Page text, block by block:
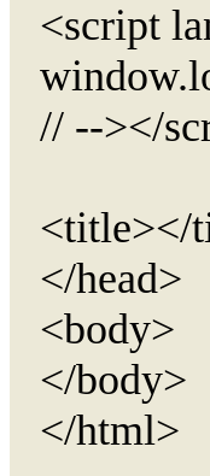
<script
// --></
<title></
</head>
<body>
</body>
</html>